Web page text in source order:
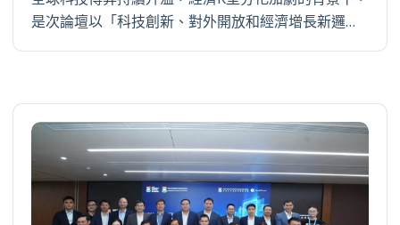
是次論壇以「科技創新、對外開放和經濟增長新邏…